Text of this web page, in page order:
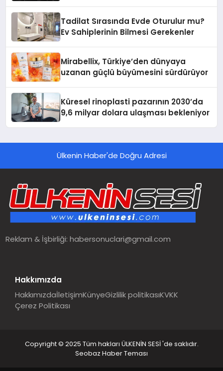
Tadilat Sırasında Evde Oturulur mu?
Ev Sahiplerinin Bilmesi Gerekenler
Mirabellix, Türkiye’den dünyaya
uzanan güçlü büyümesini sürdürüyor
Küresel rinoplasti pazarının 2030’da
9,6 milyar dolara ulaşması bekleniyor
Ülkenin Haber'de Doğru Adresi
Reklam & İşbirliği:habersonuclari@gmail.com
Hakkımızda
HakkımızdaİletişimKünyeGizlilik politikasıKVKK
Çerez Politikası
Copyright © 2025 Tüm hakları ÜLKENİN SESİ 'de saklıdır.
Seobaz Haber Teması